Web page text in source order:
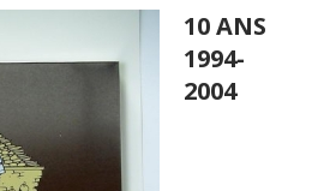
10 ANS
1994-
2004